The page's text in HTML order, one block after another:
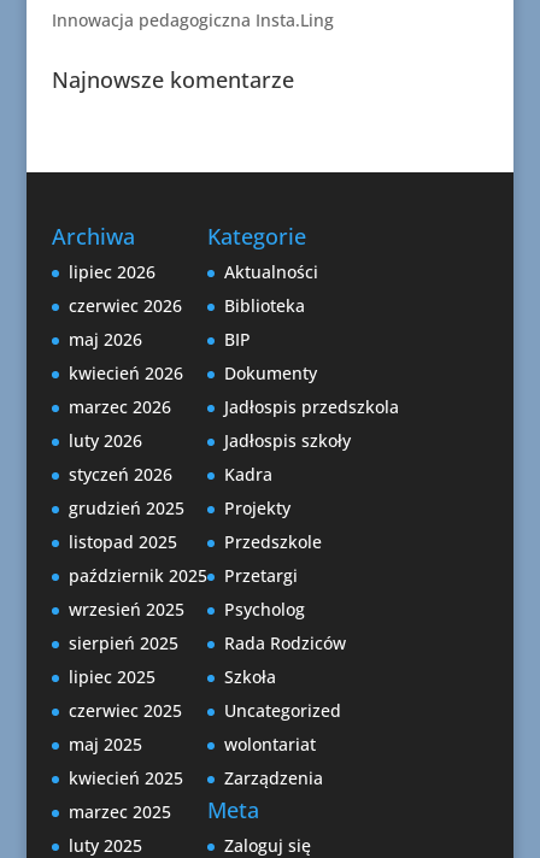
Innowacja pedagogiczna Insta.Ling
Najnowsze komentarze
Archiwa
lipiec 2026
czerwiec 2026
maj 2026
kwiecień 2026
marzec 2026
luty 2026
styczeń 2026
grudzień 2025
listopad 2025
październik 2025
wrzesień 2025
sierpień 2025
lipiec 2025
czerwiec 2025
maj 2025
kwiecień 2025
marzec 2025
luty 2025
Kategorie
Aktualności
Biblioteka
BIP
Dokumenty
Jadłospis przedszkola
Jadłospis szkoły
Kadra
Projekty
Przedszkole
Przetargi
Psycholog
Rada Rodziców
Szkoła
Uncategorized
wolontariat
Zarządzenia
Meta
Zaloguj się